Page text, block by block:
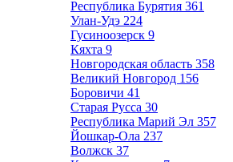
Республика Бурятия 361
Улан-Удэ 224
Гусиноозерск 9
Кяхта 9
Новгородская область 358
Великий Новгород 156
Боровичи 41
Старая Русса 30
Республика Марий Эл 357
Йошкар-Ола 237
Волжск 37